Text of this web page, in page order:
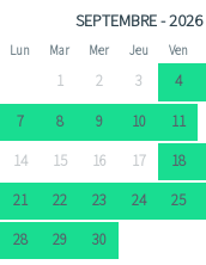
SEPTEMBRE - 2026
Lun Mar Mer Jeu Ven
1 2 3 4
7
8 9 10 11
14
15 16 17 18
21
22 23 24 25
28
29 30